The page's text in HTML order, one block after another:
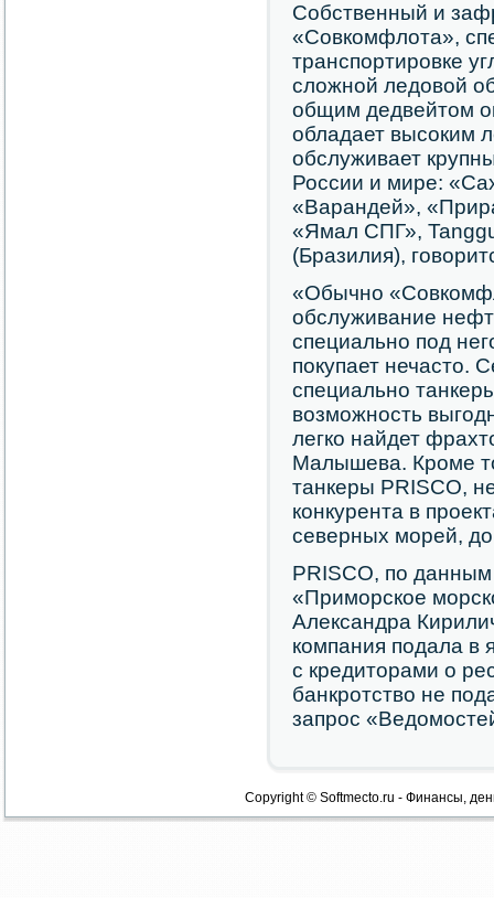
Собственный и
«Совкомфлота»,
транспортировке
сложной ледовой
общим дедвейтом
обладает высоким
обслуживает
России и мире:
«Варандей»,
«Ямал СПГ»,
(Бразилия),
«Обычно
обслуживание
специально под
покупает нечасто.
специально
возможность
легко найдет
Малышева. Кроме
танкеры PRISCO,
конкурента в
северных морей,
PRISCO, по данным
«Приморское
Александра
компания подала в
с кредиторами о
банкротство не
запрос
Copyright © Softmecto.ru - Финансы,